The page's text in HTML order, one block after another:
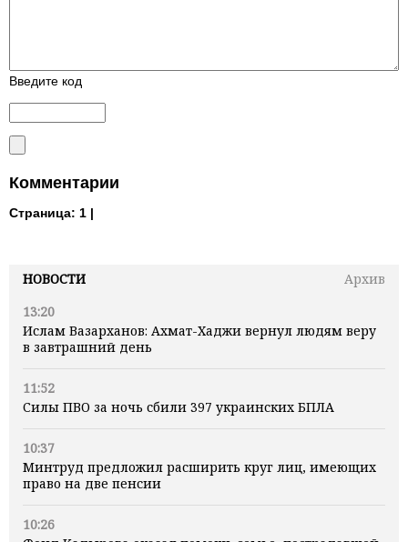
НОВОСТИ
Архив
13:20
Ислам Вазарханов: Ахмат-Хаджи вернул людям веру
в завтрашний день
11:52
Силы ПВО за ночь сбили 397 украинских БПЛА
10:37
Минтруд предложил расширить круг лиц, имеющих
право на две пенсии
10:26
Введите код
Комментарии
Страница: 1 |